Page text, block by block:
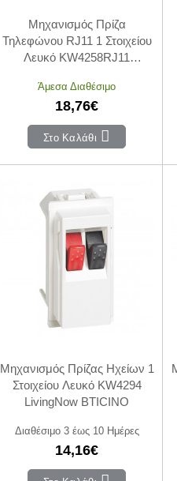
Μηχανισμός Πρίζα
Τηλεφώνου RJ11 1 Στοιχείου
Λευκό KW4258RJ11
Άμεσα Διαθέσιμο
18,76€
Στο Καλάθι
Μηχανισμός Πρίζας Ηχείων 1
Στοιχείου Λευκό KW4294
LivingNow BTICINO
Διαθέσιμο 3 έως 10 Ημέρες
14,16€